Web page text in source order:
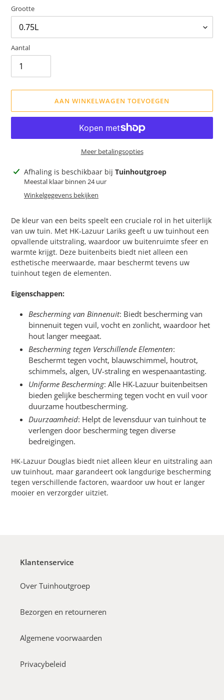
Grootte
Aantal
AAN WINKELWAGEN TOEVOEGEN
Meer betalingsopties
Product
toegevoegen
Afhaling is beschikbaar bij Tuinhoutgroep
Meestal klaar binnen 24 uur
Winkelgegevens bekijken
De kleur van een beits speelt een cruciale rol in het uiterlijk
van uw tuin. Met HK-Lazuur Lariks geeft u uw tuinhout een
opvallende uitstraling, waardoor uw buitenruimte sfeer en
warmte krijgt. Deze buitenbeits biedt niet alleen een
esthetische meerwaarde, maar beschermt tevens uw
tuinhout tegen de elementen.
Eigenschappen:
Bescherming van Binnenuit: Biedt bescherming van
binnenuit tegen vuil, vocht en zonlicht, waardoor het
hout langer meegaat.
Bescherming tegen Verschillende Elementen:
Beschermt tegen vocht, blauwschimmel, houtrot,
schimmels, algen, UV-straling en wespenaantasting.
Uniforme Bescherming: Alle HK-Lazuur buitenbeitsen
bieden gelijke bescherming tegen vocht en vuil voor
duurzame houtbescherming.
Duurzaamheid: Helpt de levensduur van tuinhout te
verlengen door bescherming tegen diverse
bedreigingen.
HK-Lazuur Douglas biedt niet alleen kleur en uitstraling aan
uw tuinhout, maar garandeert ook langdurige bescherming
tegen verschillende factoren, waardoor uw hout er langer
mooier en verzorgder uitziet.
Klantenservice
Over Tuinhoutgroep
Bezorgen en retourneren
Algemene voorwaarden
Privacybeleid